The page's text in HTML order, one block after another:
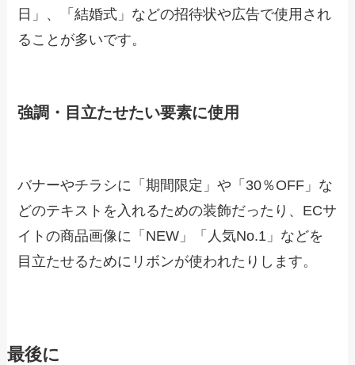
日」、「結婚式」などの招待状や広告で使用され
ることが多いです。
強調・目立たせたい要素に使用
バナーやチラシに「期間限定」や「30％OFF」な
どのテキストを入れるための装飾だったり、ECサ
イトの商品画像に「NEW」「人気No.1」などを
目立たせるためにリボンが使われたりします。
最後に